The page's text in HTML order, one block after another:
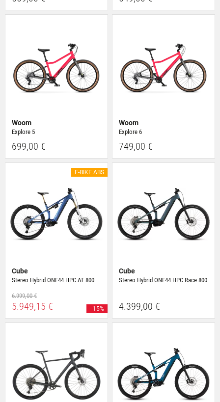
Woom
Explore 5
699,00 €
Woom
Explore 6
749,00 €
E-BIKE ABS
Cube
Stereo Hybrid ONE44 HPC AT 800
6.999,00 €
5.949,15 € - 15%
Cube
Stereo Hybrid ONE44 HPC Race 800
4.399,00 €